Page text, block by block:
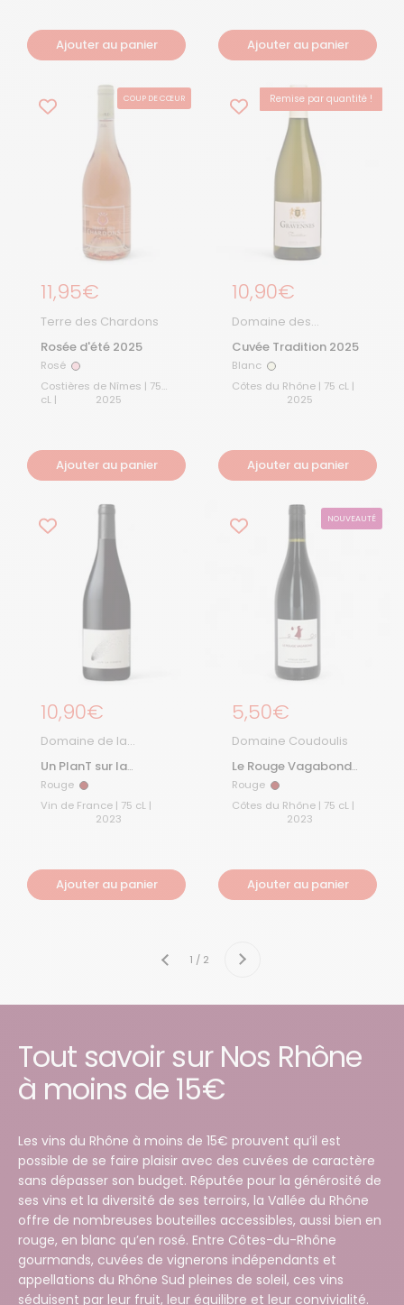
Ajouter au panier Ajouter au panier
COUP DE CŒUR
Prix régulier
11,95€
Terre des Chardons
Rosée d'été 2025
Rosé Rosé
Costières de Nîmes | 75
cL |
2025
Ajouter au panier
Remise par quantité !
Prix régulier
10,90€
Domaine des
Gravennes
Cuvée Tradition 2025
Blanc Blanc
Côtes du Rhône | 75 cL |
2025
Ajouter au panier
Prix régulier
10,90€
Domaine de la
Un PlanT sur la
Comète 2023
Rouge Rouge
Vin de France | 75 cL |
2023
Ajouter au panier
NOUVEAUTÉ
Prix régulier
5,50€
Domaine Coudoulis
Le Rouge Vagabond
2023
Rouge Rouge
Côtes du Rhône | 75 cL |
2023
Ajouter au panier
Précédent 1 / 2 Suivant
Tout savoir sur Nos Rhône
à moins de 15€
Les vins du Rhône à moins de 15€ prouvent qu’il est
possible de se faire plaisir avec des cuvées de caractère
sans dépasser son budget. Réputée pour la générosité de
ses vins et la diversité de ses terroirs, la Vallée du Rhône
offre de nombreuses bouteilles accessibles, aussi bien en
rouge, en blanc qu’en rosé. Entre Côtes-du-Rhône
gourmands, cuvées de vignerons indépendants et
appellations du Rhône Sud pleines de soleil, ces vins
séduisent par leur fruit, leur équilibre et leur convivialité.